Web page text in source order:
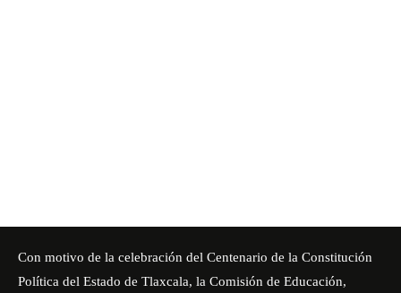
Con motivo de la celebración del Centenario de la Constitución
Política del Estado de Tlaxcala, la Comisión de Educación,